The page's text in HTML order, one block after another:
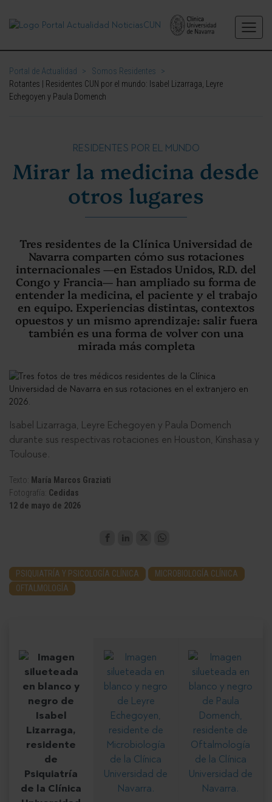
Portal de Actualidad > Somos Residentes
>
Rotantes | Residentes CUN por el mundo: Isabel Lizarraga, Leyre
Echegoyen y Paula Domench
RESIDENTES POR EL MUNDO
Mirar la medicina desde
otros lugares
Tres residentes de la Clínica Universidad de
Navarra comparten cómo sus rotaciones
internacionales —en Estados Unidos, R.D. del
Congo y Francia— han ampliado su forma de
entender la medicina, el paciente y el trabajo
en equipo. Experiencias distintas, contextos
opuestos y un mismo aprendizaje: salir fuera
también es una forma de volver con una
mirada más completa
Isabel Lizarraga, Leyre Echegoyen y Paula Domench
durante sus respectivas rotaciones en Houston, Kinshasa y
Toulouse.
Texto:
María Marcos Graziati
Fotografía: Cedidas
12 de mayo de 2026
PSIQUIATRÍA Y PSICOLOGÍA CLÍNICA
MICROBIOLOGÍA CLÍNICA
OFTALMOLOGÍA